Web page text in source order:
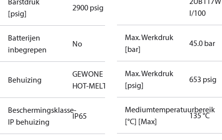
[psig]
2900 psig
Batterijen
inbegrepen
No
Behuizing
GEWONE
HOT-MELT
Beschermingsklasse-
IP behuizing
IP65
I/100
Max. Werkdruk
[bar]
45.0 bar
Max. Werkdruk
[psig]
653 psig
Mediumtemperatuurbereik
[°C] [Max]
135 °C